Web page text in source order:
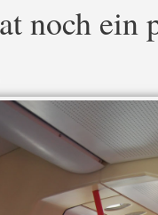
noch ein